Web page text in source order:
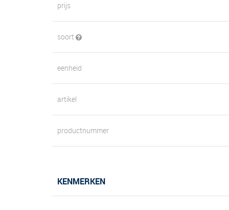
prijs
soort
eenheid
artikel
productnummer
KENMERKEN